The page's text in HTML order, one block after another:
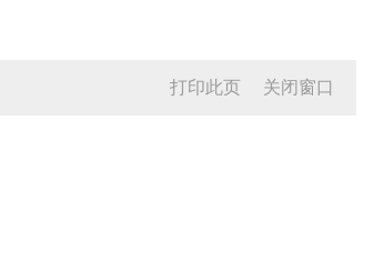
打印此页 关闭窗口